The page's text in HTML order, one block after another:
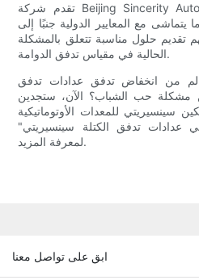
تقدم شركة Beijing Sincerity Automatic Equipment Co., Ltd
مع المعايير الدولية جنبًا إلى
تقديم حلول مناسبة تتعلق بالمشكلة
الحالية في مقياس تدفق الدوامة.
من انخفاض تدفق عدادات تدفق
مشكلة حب الشباب؟ الآن، ستجدين
للمعدات الأوتوماتيكية
عدادات تدفق الكتلة سينسيريتي"
لمعرفة المزيد.
ابق على تواصل معنا